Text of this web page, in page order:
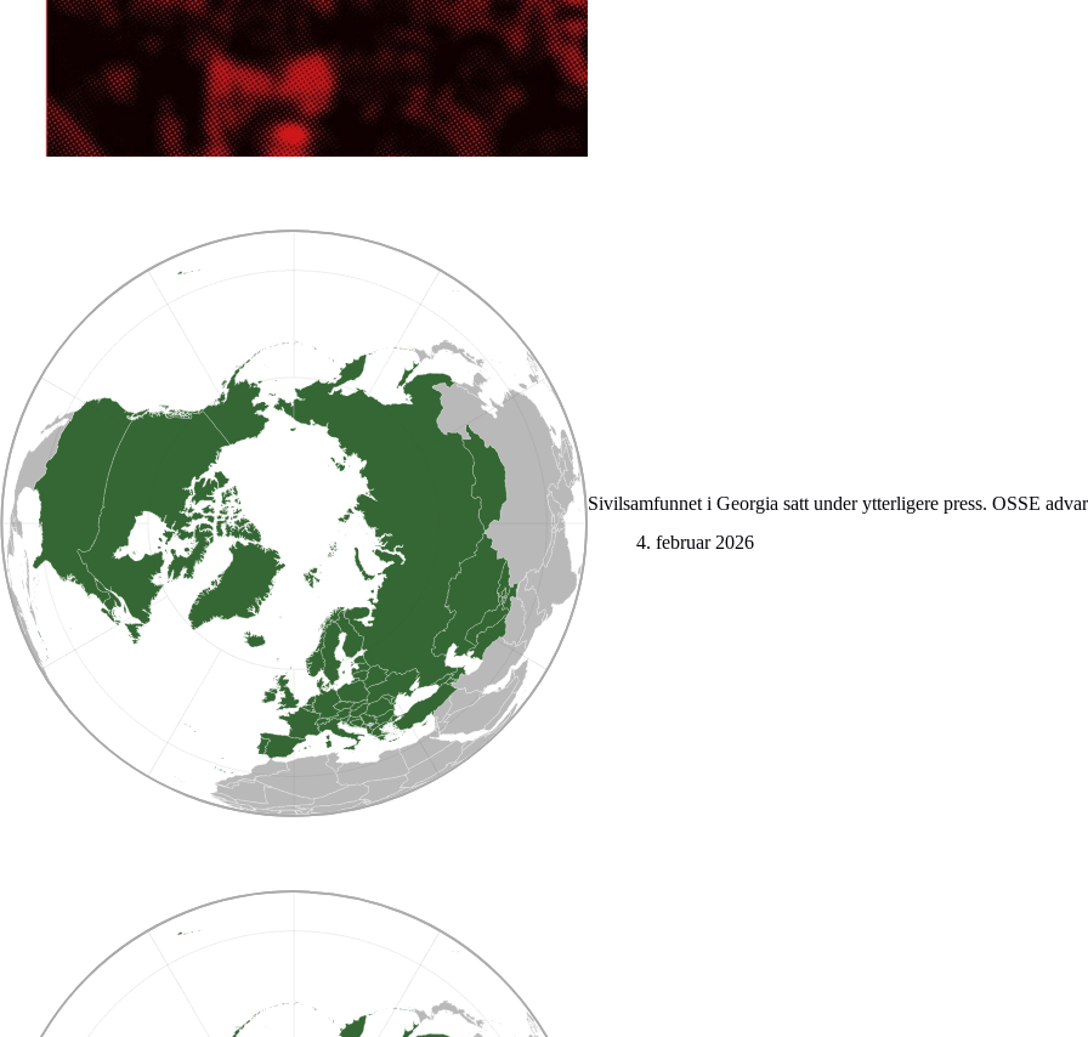
Sivilsamfunnet i Georgia satt under ytterligere press. OSSE
4. februar 2026